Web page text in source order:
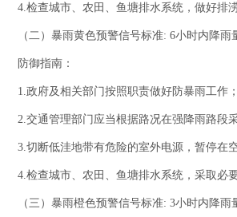
4.检查城市、农田、鱼塘排水系统，做好排
（二）暴雨黄色预警信号标准: 6小时内降雨
防御指南：
1.政府及相关部门按照职责做好防暴雨工作；
2.交通管理部门应当根据路况在强降雨路段
3.切断低洼地带有危险的室外电源，暂停在空
4.检查城市、农田、鱼塘排水系统，采取必要
（三）暴雨橙色预警信号标准: 3小时内降雨